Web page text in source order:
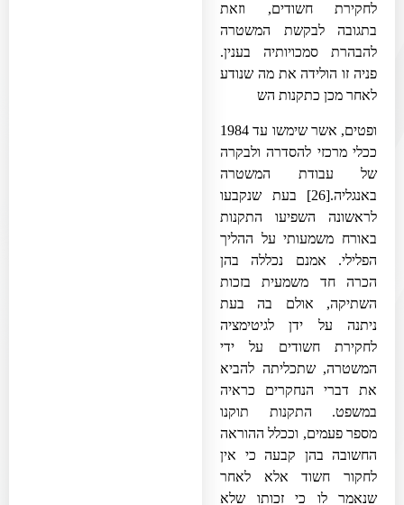
לחקירת חשודים, וזאת
בתגובה לבקשת המשטרה
להבהרת סמכויותיה בענין.
פניה זו הולידה את מה שנודע
לאחר מכן כתקנות הש
ופטים, אשר שימשו עד 1984
ככלי מרכזי להסדרה ולבקרה
של עבודת המשטרה
באנגליה.[26]
בעת שנקבעו
לראשונה השפיעו התקנות
באורח משמעותי על ההליך
הפלילי. אמנם נכללה בהן
הכרה חד משמעית בזכות
השתיקה, אולם בה בעת
ניתנה על ידן לגיטימציה
לחקירת חשודים על ידי
המשטרה, שתכליתה להביא
את דברי הנחקרים כראיה
במשפט. התקנות תוקנו
מספר פעמים, וככלל ההוראה
החשובה בהן קבעה כי אין
לחקור חשוד אלא לאחר
שנאמר לו כי זכותו שלא